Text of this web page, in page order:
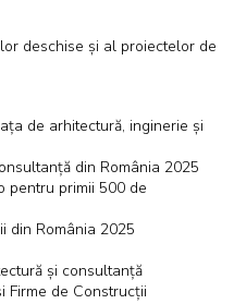
deschise și al proiectelor de
de arhitectură, inginerie și
din România 2025
pentru primii 500 de
din România 2025
și consultanță
Firme de Construcții